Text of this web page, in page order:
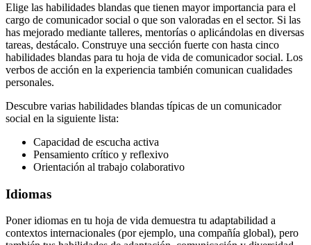
Elige las habilidades blandas que tienen mayor importancia para el
cargo de comunicador social o que son valoradas en el sector. Si las
has mejorado mediante talleres, mentorías o aplicándolas en diversas
tareas, destácalo. Construye una sección fuerte con hasta cinco
habilidades blandas para tu hoja de vida de comunicador social. Los
verbos de acción en la experiencia también comunican cualidades
personales.
Descubre varias habilidades blandas típicas de un comunicador
social en la siguiente lista:
Capacidad de escucha activa
Pensamiento crítico y reflexivo
Orientación al trabajo colaborativo
Idiomas
Poner idiomas en tu hoja de vida demuestra tu adaptabilidad a
contextos internacionales (por ejemplo, una compañía global), pero